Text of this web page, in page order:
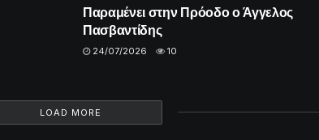
Παραμένει στην Πρόοδο ο Άγγελος
Πασβαντίδης
24/07/2026 10
LOAD MORE